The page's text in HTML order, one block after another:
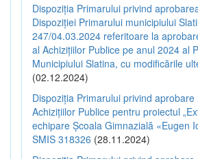
Dispoziția Primarului privind
Dispoziției Primarului municipiului
247/04.03.2024 referitoare la
al Achizițiilor Publice pe anul 2024 al
Municipiului Slatina, cu modificările
(02.12.2024)
Dispoziția Primarului privind
Achizițiilor Publice pentru proiectul
echipare Școala Gimnazială «Eugen
SMIS 318326 (28.11.2024)